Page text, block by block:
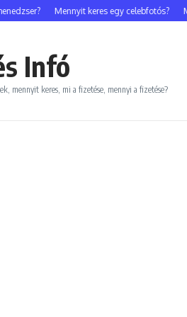
Mennyit keres egy celebfotós?
Infó
mennyit keres, mi a fizetése, mennyi a fizetése?